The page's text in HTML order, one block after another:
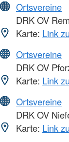
Ortsvereine
DRK OV
Karte: Link
Ortsvereine
DRK OV
Karte: Link
Ortsvereine
DRK OV
Karte: Link